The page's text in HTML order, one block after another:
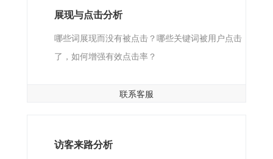
展现与点击分析
哪些词展现而没有被点击？哪些关键词被用户点击
了，如何增强有效点击率？
联系客服
访客来路分析